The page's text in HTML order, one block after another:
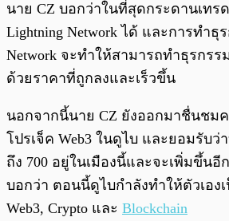
นาย CZ บอกว่าในที่สุดกระดานเทร
Lightning Network ได้ และการทำธุ
Network จะทำให้สามารถทำธุรกรร
ด้วยราคาที่ถูกลงและเร็วขึ้น
นอกจากนี้นาย CZ ยังออกมาชื่นชม
โปรเจ็ค Web3 ในดูไบ และยอมรับ
ถึง 700 อยู่ในเมืองนี้และจะเพิ่มขึ้นอี
บอกว่า ตอนนี้ดูไบกำลังทำให้ตัวเอง
Web3, Crypto และ Blockchain